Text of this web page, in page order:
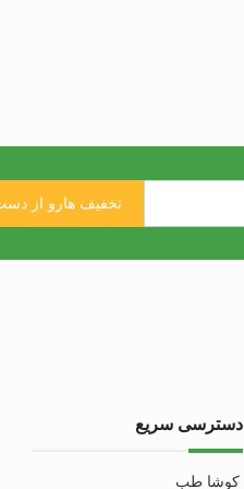
دسترسی سریع
کوشا طب